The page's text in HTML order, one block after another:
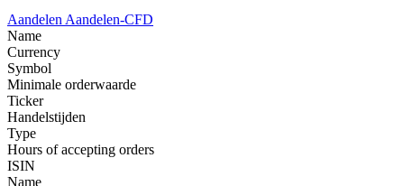
Aandelen Aandelen-CFD
Name
Currency
Symbol
Minimale orderwaarde
Ticker
Handelstijden
Type
Hours of accepting orders
ISIN
Name